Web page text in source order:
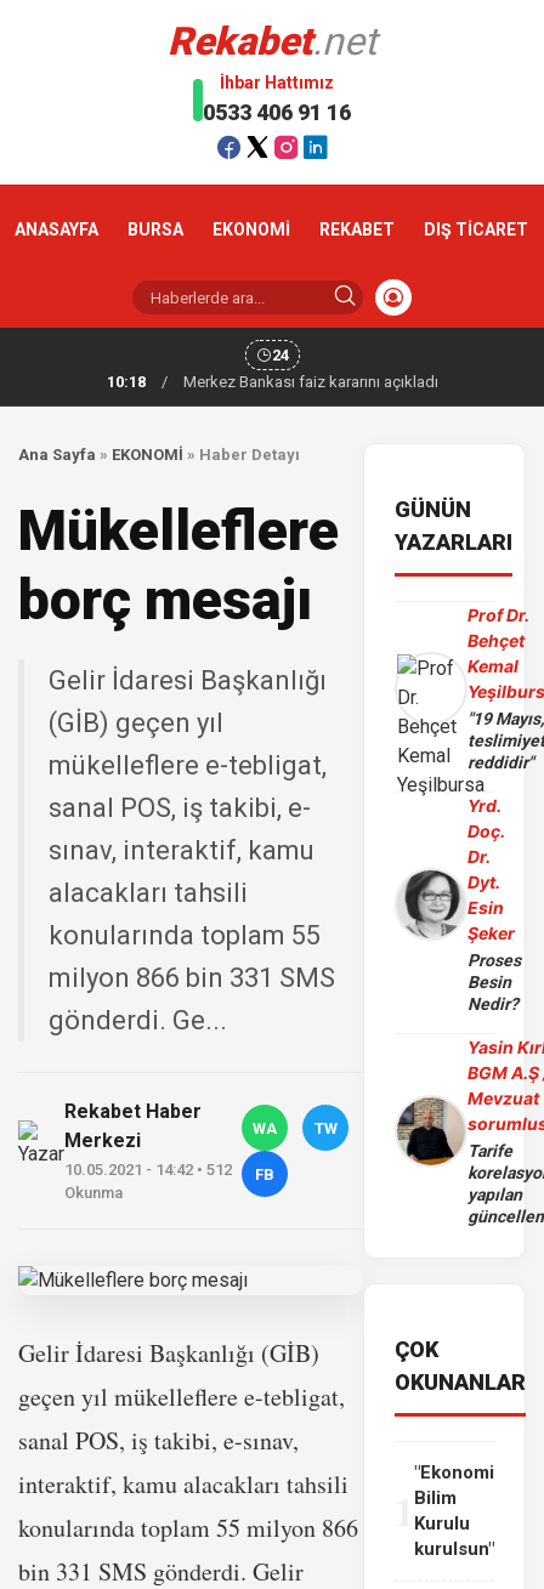
Rekabet.net
İhbar Hattımız
0533 406 91 16
ANASAYFA BURSA EKONOMİ REKABET DIŞ TİCARET
24
10:18
/ Merkez Bankası faiz kararını açıkladı
Ana Sayfa » EKONOMİ » Haber Detayı
Mükelleflere
borç mesajı
Gelir İdaresi Başkanlığı
(GİB) geçen yıl
mükelleflere e-tebligat,
sanal POS, iş takibi, e-
sınav, interaktif, kamu
alacakları tahsili
konularında toplam 55
milyon 866 bin 331 SMS
gönderdi. Ge...
Rekabet Haber
Merkezi
10.05.2021 - 14:42 • 512
Okunma
WA TW
FB
Gelir İdaresi Başkanlığı (GİB)
geçen yıl mükelleflere e-tebligat,
sanal POS, iş takibi, e-sınav,
interaktif, kamu alacakları tahsili
konularında toplam 55 milyon 866
bin 331 SMS gönderdi. Gelir
GÜNÜN
YAZARLARI
Prof Dr.
Behçet
Kemal
"19 Mayıs,
reddidir"
Yrd.
Doç.
Dr.
Dyt.
Esin
Şeker
Proses
Besin
Nedir?
Yasin
BGM A.Ş
Mevzuat
Tarife
yapılan
ÇOK
OKUNANLAR
"Ekonomi
Bilim
Kurulu
kurulsun"